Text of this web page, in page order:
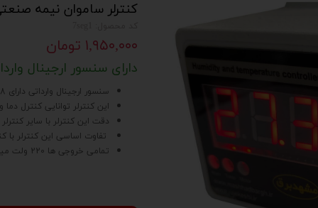
کنترلر ساموان نیمه
۱,۹۵۰,۰۰۰ تومان
دارای سنسور ارجینال
سنسور ارجینال وارداتی دارای 18 ماه گارانتی تعویض میباشد
این کنترلر توانایی کنترل
دقت این کنترلر با سایر
تفاوت اساسی این کنترلر با کنترلر های کد 216 و کد 420،
تمامی خروجی ها 220 ولت میباشند